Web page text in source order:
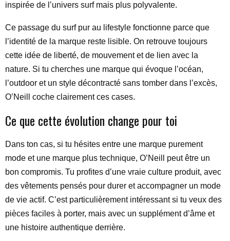
inspirée de l’univers surf mais plus polyvalente.
Ce passage du surf pur au lifestyle fonctionne parce que
l’identité de la marque reste lisible. On retrouve toujours
cette idée de liberté, de mouvement et de lien avec la
nature. Si tu cherches une marque qui évoque l’océan,
l’outdoor et un style décontracté sans tomber dans l’excès,
O’Neill coche clairement ces cases.
Ce que cette évolution change pour toi
Dans ton cas, si tu hésites entre une marque purement
mode et une marque plus technique, O’Neill peut être un
bon compromis. Tu profites d’une vraie culture produit, avec
des vêtements pensés pour durer et accompagner un mode
de vie actif. C’est particulièrement intéressant si tu veux des
pièces faciles à porter, mais avec un supplément d’âme et
une histoire authentique derrière.